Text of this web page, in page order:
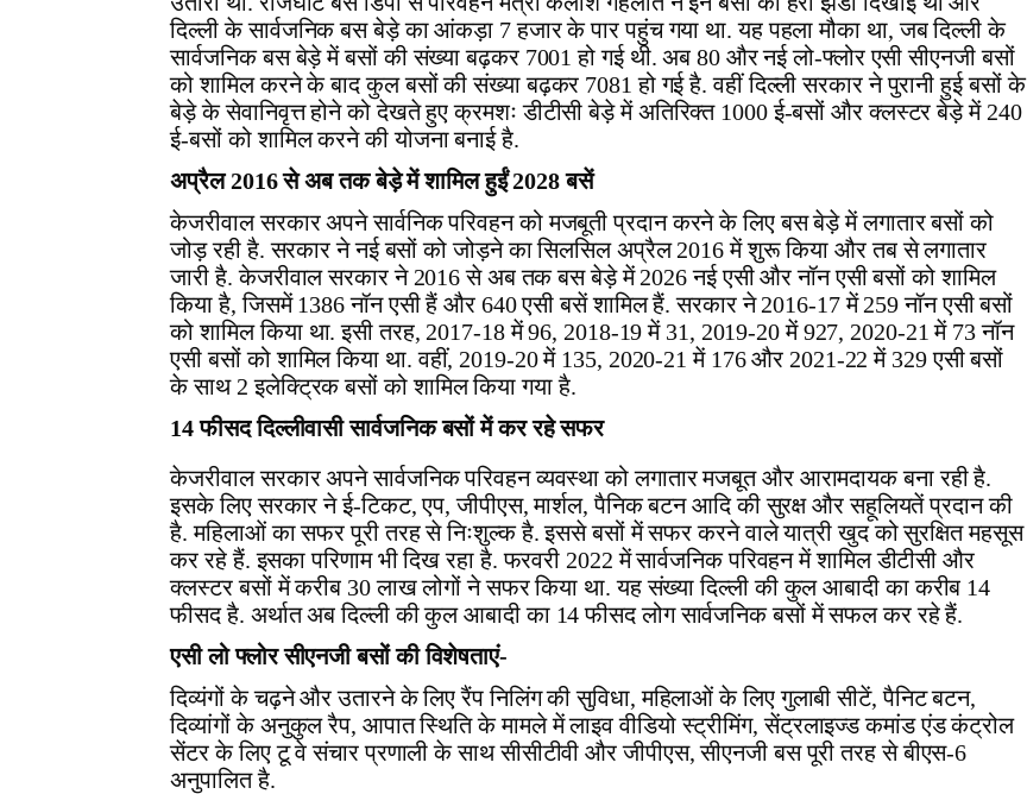
दिल्ली के सार्वजनिक बस बेड़े का आंकड़ा 7 हजार के पार पहुंच गया था. यह पहला मौका था, जब दिल्ली के
सार्वजनिक बस बेड़े में बसों की संख्या बढ़कर 7001 हो गई थी. अब 80 और नई लो-फ्लोर एसी सीएनजी बसों
को शामिल करने के बाद कुल बसों की संख्या बढ़कर 7081 हो गई है. वहीं दिल्ली सरकार ने पुरानी हुई बसों के
बेड़े के सेवानिवृत्त होने को देखते हुए क्रमशः डीटीसी बेड़े में अतिरिक्त 1000 ई-बसों और क्लस्टर बेड़े में 240
ई-बसों को शामिल करने की योजना बनाई है.
अप्रैल 2016 से अब तक बेड़े में शामिल हुईं 2028 बसें
केजरीवाल सरकार अपने सार्वनिक परिवहन को मजबूती प्रदान करने के लिए बस बेड़े में लगातार बसों को
जोड़ रही है. सरकार ने नई बसों को जोड़ने का सिलसिल अप्रैल 2016 में शुरू किया और तब से लगातार
जारी है. केजरीवाल सरकार ने 2016 से अब तक बस बेड़े में 2026 नई एसी और नॉन एसी बसों को शामिल
किया है, जिसमें 1386 नॉन एसी हैं और 640 एसी बसें शामिल हैं. सरकार ने 2016-17 में 259 नॉन एसी बसों
को शामिल किया था. इसी तरह, 2017-18 में 96, 2018-19 में 31, 2019-20 में 927, 2020-21 में 73 नॉन
एसी बसों को शामिल किया था. वहीं, 2019-20 में 135, 2020-21 में 176 और 2021-22 में 329 एसी बसों
के साथ 2 इलेक्ट्रिक बसों को शामिल किया गया है.
14 फीसद दिल्लीवासी सार्वजनिक बसों में कर रहे सफर
केजरीवाल सरकार अपने सार्वजनिक परिवहन व्यवस्था को लगातार मजबूत और आरामदायक बना रही है.
इसके लिए सरकार ने ई-टिकट, एप, जीपीएस, मार्शल, पैनिक बटन आदि की सुरक्ष और सहूलियतें प्रदान की
है. महिलाओं का सफर पूरी तरह से निःशुल्क है. इससे बसों में सफर करने वाले यात्री खुद को सुरक्षित महसूस
कर रहे हैं. इसका परिणाम भी दिख रहा है. फरवरी 2022 में सार्वजनिक परिवहन में शामिल डीटीसी और
क्लस्टर बसों में करीब 30 लाख लोगों ने सफर किया था. यह संख्या दिल्ली की कुल आबादी का करीब 14
फीसद है. अर्थात अब दिल्ली की कुल आबादी का 14 फीसद लोग सार्वजनिक बसों में सफल कर रहे हैं.
एसी लो फ्लोर सीएनजी बसों की विशेषताएं-
दिव्यंगों के चढ़ने और उतारने के लिए रैंप निलिंग की सुविधा, महिलाओं के लिए गुलाबी सीटें, पैनिट बटन,
दिव्यांगों के अनुकुल रैप, आपात स्थिति के मामले में लाइव वीडियो स्ट्रीमिंग, सेंट्रलाइज्ड कमांड एंड कंट्रोल
सेंटर के लिए टू वे संचार प्रणाली के साथ सीसीटीवी और जीपीएस, सीएनजी बस पूरी तरह से बीएस-6
अनुपालित है.